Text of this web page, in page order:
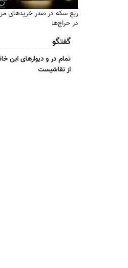
ربع سکه در صدر خرید‌های
در حراج‌ها
گفتگو
تمام در و دیوارهای این
از نقاشیست